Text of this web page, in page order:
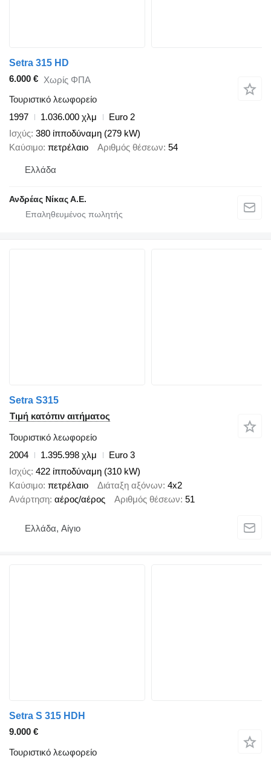
Setra 315 HD
6.000 € Χωρίς ΦΠΑ
Τουριστικό λεωφορείο
1997
1.036.000 χλμ
Euro 2
Ισχύς 380 ίπποδύναμη (279 kW)
Καύσιμο πετρέλαιο Αριθμός θέσεων 54
Ελλάδα
Ανδρέας Νίκας Α.Ε.
Setra S315
Τιμή κατόπιν αιτήματος
Τουριστικό λεωφορείο
2004
1.395.998 χλμ
Euro 3
Ισχύς 422 ίπποδύναμη (310 kW)
Καύσιμο πετρέλαιο Διάταξη αξόνων 4x2
Ανάρτηση αέρος/αέρος Αριθμός θέσεων 51
Ελλάδα, Αίγιο
Setra S 315 HDH
9.000 €
Τουριστικό λεωφορείο